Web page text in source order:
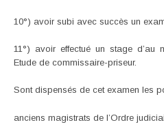
10°) avoir subi avec succès un
11°) avoir effectué un stage d’au
Etude de commissaire-priseur.
Sont dispensés de cet examen les
anciens magistrats de l’Ordre